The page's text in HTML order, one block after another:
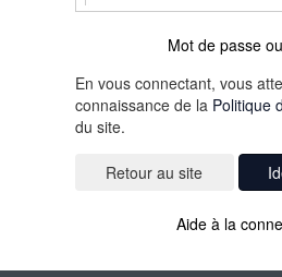
Mot de passe
En vous connectant, vous
connaissance de la Politique
du site.
Aide à la